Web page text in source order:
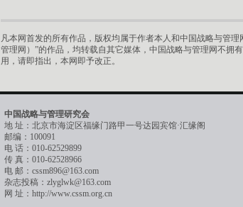
凡本网首发的所有作品，版权均属于作者本人和中国战略与管
管理网）”的作品，均转载自其它媒体，中国战略与管理网不拥
用，请即指出，本网即予改正。
中国战略与管理研究会
地 址：北京市海淀区福缘门路甲一号达园宾馆·汇缘阁
邮编：100091
电 话：010-62529899
传 真：010-62528966
电 邮：cssm896@163.com
杂志投稿：zlyglwk@163.com
网 址：http://www.cssm.org.cn